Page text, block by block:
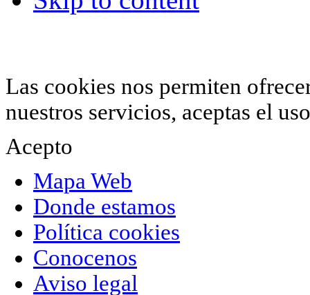
Las cookies nos permiten
nuestros servicios, aceptas el
Acepto
Mapa Web
Donde estamos
Política cookies
Conocenos
Aviso legal